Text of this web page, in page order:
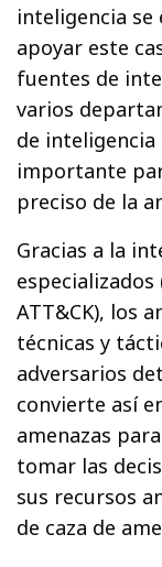
inteligencia
apoyar este
fuentes de
varios
de
importante
preciso de la
Gracias a la
ATT&CK), los
técnicas y
adversarios
convierte así
amenazas
tomar las
sus recursos
de caza de